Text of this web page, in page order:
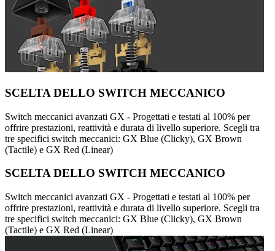
SCELTA DELLO SWITCH MECCANICO
Switch meccanici avanzati GX - Progettati e testati al 100% per
offrire prestazioni, reattività e durata di livello superiore. Scegli tra
tre specifici switch meccanici: GX Blue (Clicky), GX Brown
(Tactile) e GX Red (Linear)
SCELTA DELLO SWITCH MECCANICO
Switch meccanici avanzati GX - Progettati e testati al 100% per
offrire prestazioni, reattività e durata di livello superiore. Scegli tra
tre specifici switch meccanici: GX Blue (Clicky), GX Brown
(Tactile) e GX Red (Linear)